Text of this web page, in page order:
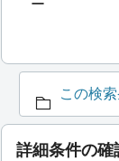
ー
この検
詳細条件の確